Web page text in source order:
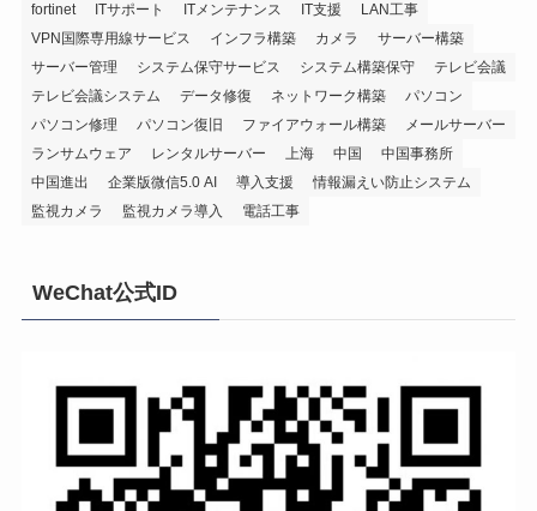
fortinet ITサポート ITメンテナンス IT支援
LAN工事
VPN国際専用線サービス
インフラ構築 カメラ
サーバー構築
サーバー管理
システム保守サービス システム構築保守
テレビ会議
テレビ会議システム
データ修復 ネットワーク構築
パソコン
パソコン修理
パソコン復旧 ファイアウォール構築
メールサーバー
ランサムウェア
レンタルサーバー 上海 中国
中国事務所
中国進出
企業版微信5.0 AI 導入支援
情報漏えい防止システム
監視カメラ
監視カメラ導入 電話工事
WeChat公式ID